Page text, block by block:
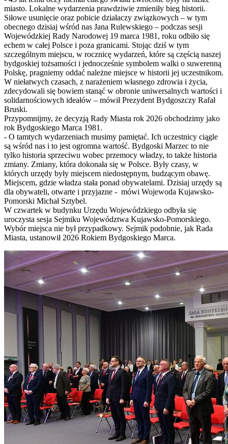
miasto. Lokalne wydarzenia prawdziwie zmieniły bieg historii.
Siłowe usunięcie oraz pobicie działaczy związkowych – w tym
obecnego dzisiaj wśród nas Jana Rulewskiego – podczas sesji
Wojewódzkiej Rady Narodowej 19 marca 1981, roku odbiło się
echem w całej Polsce i poza granicami. Stojąc dziś w tym
szczególnym miejscu, w rocznicę wydarzeń, które są częścią naszej
bydgoskiej tożsamości i jednocześnie symbolem walki o suwerenną
Polskę, pragniemy oddać należne miejsce w historii jej uczestnikom.
W niełatwych czasach, z narażeniem własnego zdrowia i życia,
zdecydowali się bowiem stanąć w obronie uniwersalnych wartości i
solidarnościowych ideałów – mówił Prezydent Bydgoszczy Rafał
Bruski.
Przypomnijmy, że decyzją Rady Miasta rok 2026 obchodzimy jako
rok Bydgoskiego Marca 1981.
- O tamtych wydarzeniach musimy pamiętać. Ich uczestnicy ciągle
są wśród nas i to jest ogromna wartość. Bydgoski Marzec to nie
tylko historia sprzeciwu wobec przemocy władzy, to także historia
zmiany. Zmiany, która dokonała się w Polsce. Były czasy, w
których urzędy były miejscem niedostępnym, budzącym obawę.
Miejscem, gdzie władza stała ponad obywatelami. Dzisiaj urzędy są
dla obywateli, otwarte i przyjazne - mówi Wojewoda Kujawsko-
Pomorski Michał Sztybel.
W czwartek w budynku Urzędu Wojewódzkiego odbyła się
uroczysta sesja Sejmiku Województwa Kujawsko-Pomorskiego.
Wybór miejsca nie był przypadkowy. Sejmik podobnie, jak Rada
Miasta, ustanowił 2026 Rokiem Bydgoskiego Marca.